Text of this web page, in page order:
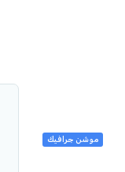
موشن جرافيك